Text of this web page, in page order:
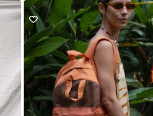
original
era:
R$169,00.
atual
é:
R$118,30.